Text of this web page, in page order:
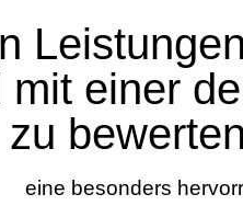
mit einer
eine besonders